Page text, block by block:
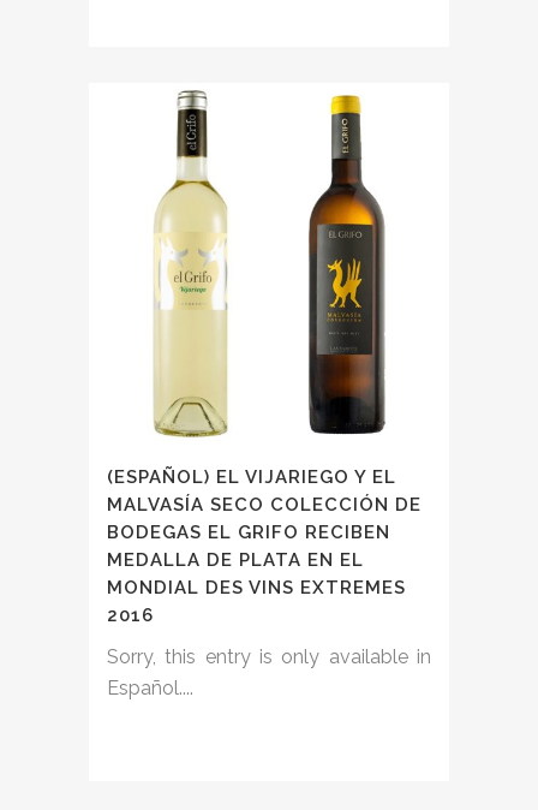
(ESPAÑOL) EL VIJARIEGO Y EL
MALVASÍA SECO COLECCIÓN DE
BODEGAS EL GRIFO RECIBEN
MEDALLA DE PLATA EN EL
MONDIAL DES VINS EXTREMES
2016
Sorry, this entry is only available in
Español....